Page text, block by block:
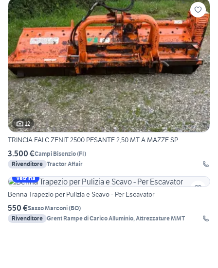
12
TRINCIA FALC ZENIT 2500 PESANTE 2,50 MT A MAZZE SP
3.500 €Campi Bisenzio(FI)
Rivenditore Tractor Affair
Vetrina
Benna Trapezio per Pulizia e Scavo - Per Escavator
550 €Sasso Marconi(BO)
Rivenditore Grent Rampe di Carico Alluminio, Attrezzature MMT